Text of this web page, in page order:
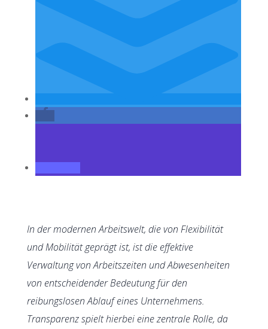
In der modernen Arbeitswelt, die von Flexibilität
und Mobilität geprägt ist, ist die effektive
Verwaltung von Arbeitszeiten und Abwesenheiten
von entscheidender Bedeutung für den
reibungslosen Ablauf eines Unternehmens.
Transparenz spielt hierbei eine zentrale Rolle, da